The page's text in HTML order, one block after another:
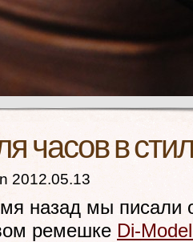
часов в
2012.05.13
назад мы писали
ремешке Di-